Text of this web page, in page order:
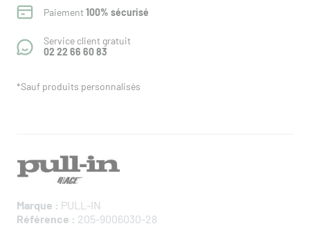
Paiement100% sécurisé
Service client gratuit
02 22 66 60 83
*Sauf produits personnalisés
Marque : PULL-IN
Référence : 205-9006030-28